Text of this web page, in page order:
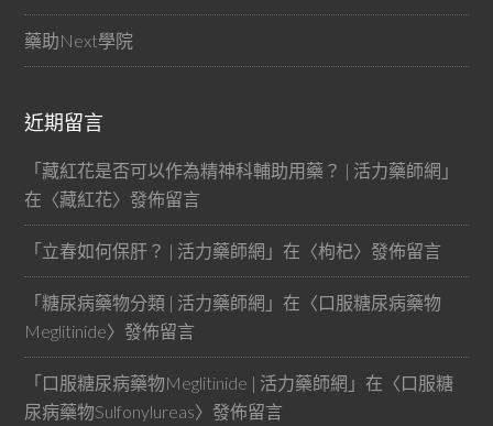
藥助Next學院
近期留言
「藏紅花是否可以作為精神科輔助用藥？ | 活力藥師網 」
在〈藏紅花〉發佈留言
「立春如何保肝？ | 活力藥師網 」在〈枸杞〉發佈留言
「糖尿病藥物分類 | 活力藥師網 」在〈口服糖尿病藥物
Meglitinide〉發佈留言
「口服糖尿病藥物Meglitinide | 活力藥師網 」在〈口服糖
尿病藥物Sulfonylureas〉發佈留言